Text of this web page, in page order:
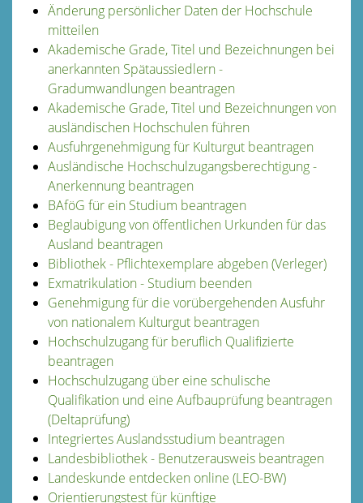
Änderung persönlicher Daten der Hochschule
mitteilen
Akademische Grade, Titel und Bezeichnungen bei
anerkannten Spätaussiedlern -
Gradumwandlungen beantragen
Akademische Grade, Titel und Bezeichnungen von
ausländischen Hochschulen führen
Ausfuhrgenehmigung für Kulturgut beantragen
Ausländische Hochschulzugangsberechtigung -
Anerkennung beantragen
BAföG für ein Studium beantragen
Beglaubigung von öffentlichen Urkunden für das
Ausland beantragen
Bibliothek - Pflichtexemplare abgeben (Verleger)
Exmatrikulation - Studium beenden
Genehmigung für die vorübergehenden Ausfuhr
von nationalem Kulturgut beantragen
Hochschulzugang für beruflich Qualifizierte
beantragen
Hochschulzugang über eine schulische
Qualifikation und eine Aufbauprüfung beantragen
(Deltaprüfung)
Integriertes Auslandsstudium beantragen
Landesbibliothek - Benutzerausweis beantragen
Landeskunde entdecken online (LEO-BW)
Orientierungstest für künftige